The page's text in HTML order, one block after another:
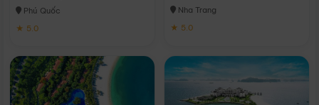
Phú Quốc
★ 5.0
Nha Trang
★ 5.0